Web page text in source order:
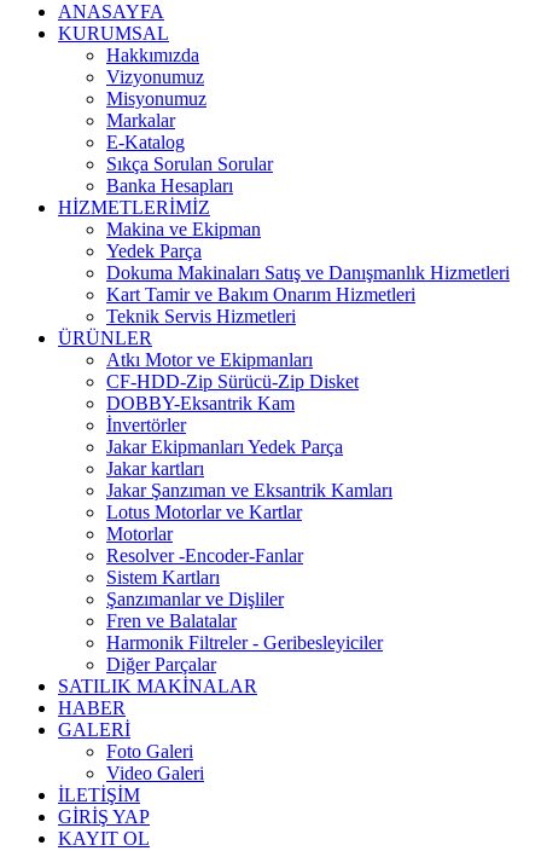
ANASAYFA
KURUMSAL
Hakkımızda
Vizyonumuz
Misyonumuz
Markalar
E-Katalog
Sıkça Sorulan Sorular
Banka Hesapları
HİZMETLERİMİZ
Makina ve Ekipman
Yedek Parça
Dokuma Makinaları Satış ve Danışmanlık Hizmetleri
Kart Tamir ve Bakım Onarım Hizmetleri
Teknik Servis Hizmetleri
ÜRÜNLER
Atkı Motor ve Ekipmanları
CF-HDD-Zip Sürücü-Zip Disket
DOBBY-Eksantrik Kam
İnvertörler
Jakar Ekipmanları Yedek Parça
Jakar kartları
Jakar Şanzıman ve Eksantrik Kamları
Lotus Motorlar ve Kartlar
Motorlar
Resolver -Encoder-Fanlar
Sistem Kartları
Şanzımanlar ve Dişliler
Fren ve Balatalar
Harmonik Filtreler - Geribesleyiciler
Diğer Parçalar
SATILIK MAKİNALAR
HABER
GALERİ
Foto Galeri
Video Galeri
İLETİŞİM
GİRİŞ YAP
KAYIT OL